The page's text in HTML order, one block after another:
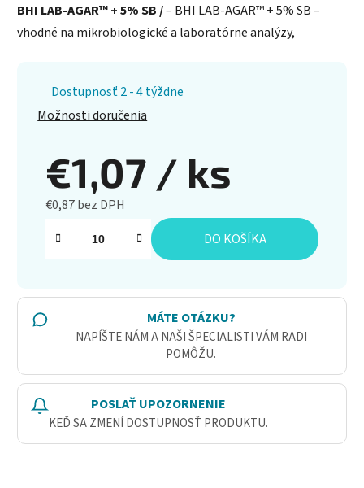
BHI LAB-AGAR™ + 5% SB /– BHI LAB-AGAR™ + 5% SB –
vhodné na mikrobiologické a laboratórne analýzy,
Dostupnosť 2 - 4 týždne
Možnosti doručenia
€1,07 / ks
€0,87 bez DPH
Jednotková cena:
DO KOŠÍKA
MÁTE OTÁZKU?
NAPÍŠTE NÁM A NAŠI ŠPECIALISTI VÁM RADI
POMÔŽU.
POSLAŤ UPOZORNENIE
KEĎ SA ZMENÍ DOSTUPNOSŤ PRODUKTU.